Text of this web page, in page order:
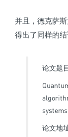
并且，德克萨
得出了同样的结
论文题
systems
论文地